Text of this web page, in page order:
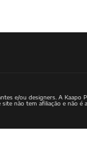
e/ou designers. A
não tem afiliação e